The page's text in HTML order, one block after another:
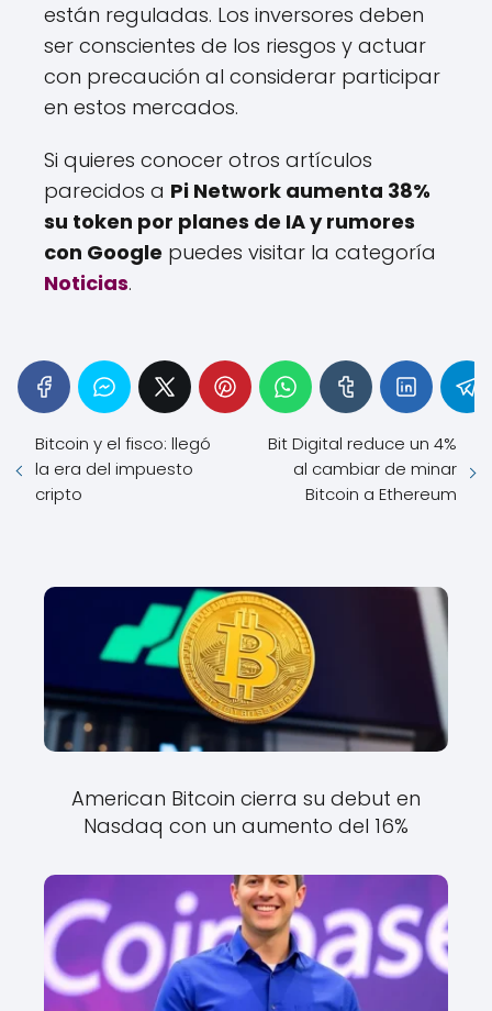
están reguladas. Los inversores deben
ser conscientes de los riesgos y actuar
con precaución al considerar participar
en estos mercados.
Si quieres conocer otros artículos
parecidos a Pi Network aumenta 38%
su token por planes de IA y rumores
con Google puedes visitar la categoría
Noticias.
Bitcoin y el fisco: llegó
la era del impuesto
cripto
Bit Digital reduce un 4%
al cambiar de minar
Bitcoin a Ethereum
American Bitcoin cierra su debut en
Nasdaq con un aumento del 16%